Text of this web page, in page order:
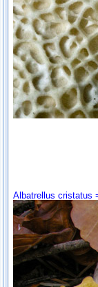
Albatrellus cristatus